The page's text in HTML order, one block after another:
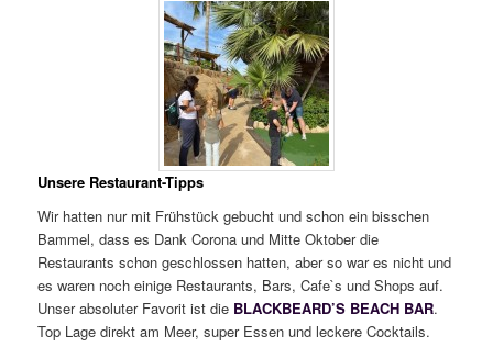
Unsere Restaurant-Tipps
Wir hatten nur mit Frühstück gebucht und schon ein bisschen
Bammel, dass es Dank Corona und Mitte Oktober die
Restaurants schon geschlossen hatten, aber so war es nicht und
es waren noch einige Restaurants, Bars, Cafe`s und Shops auf.
Unser absoluter Favorit ist die BLACKBEARD’S BEACH BAR.
Top Lage direkt am Meer, super Essen und leckere Cocktails.